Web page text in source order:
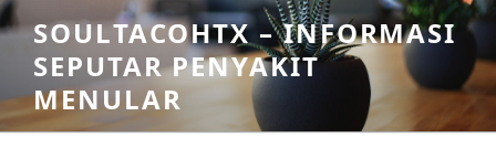
Skip
to
content
SOULTACOHTX – INFORMASI
SEPUTAR PENYAKIT
MENULAR